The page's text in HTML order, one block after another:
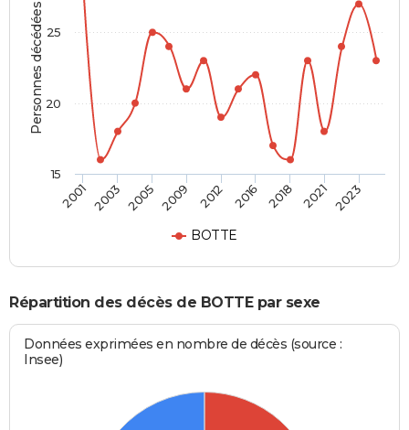
Personnes décédées
BOTTE
2001 2003 2005 2009 2012 2016 2018 2021 2023
15
20
25
Répartition des décès de BOTTE par sexe
Données exprimées en nombre de décès (source :
Insee)